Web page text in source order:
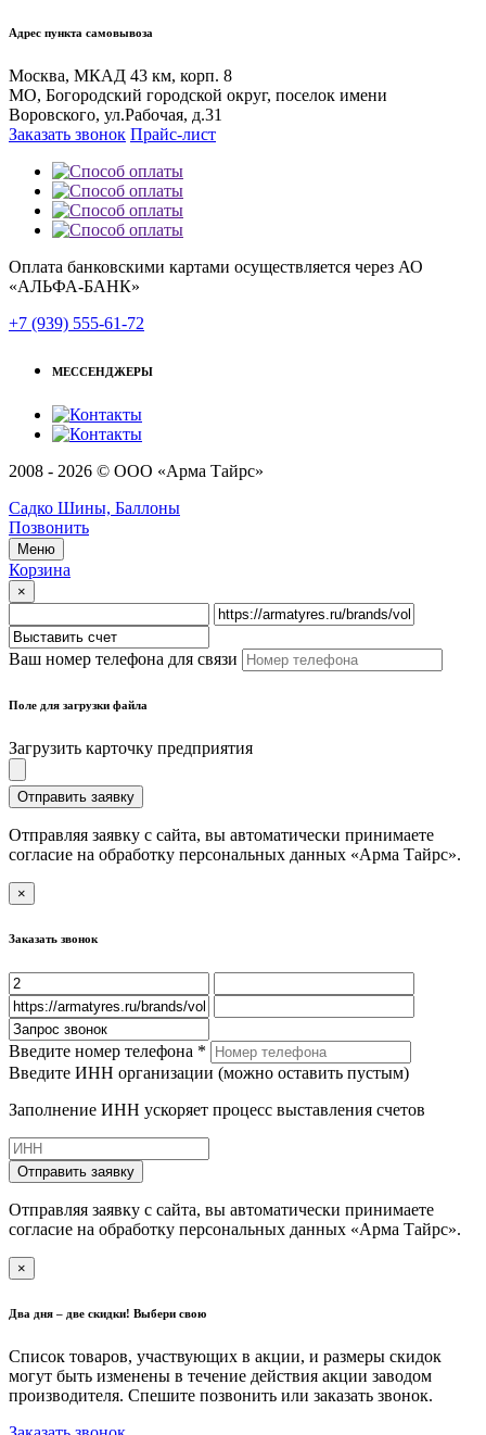
Адрес пункта самовывоза
Москва, МКАД 43 км, корп. 8
МО, Богородский городской округ, поселок имени
Воровского, ул.Рабочая, д.31
Заказать звонок Прайс-лист
Оплата банковскими картами осуществляется через АО
«АЛЬФА-БАНК»
+7 (939) 555-61-72
МЕССЕНДЖЕРЫ
2008 - 2026 © ООО «Арма Тайрс»
Садко Шины, Баллоны
Позвонить
Меню
Корзина
×
Ваш номер телефона для связи
Поле для загрузки файла
Загрузить карточку предприятия
Отправить заявку
Отправляя заявку с сайта, вы автоматически принимаете
согласие на обработку персональных данных «Арма Тайрс».
×
Заказать звонок
Введите номер телефона *
Введите ИНН организации (можно оставить пустым)
Заполнение ИНН ускоряет процесс выставления счетов
Отправить заявку
Отправляя заявку с сайта, вы автоматически принимаете
согласие на обработку персональных данных «Арма Тайрс».
×
Два дня – две скидки! Выбери свою
Список товаров, участвующих в акции, и размеры скидок
могут быть изменены в течение действия акции заводом
производителя. Спешите позвонить или заказать звонок.